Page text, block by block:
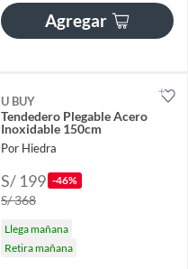
Agregar
U BUY
Tendedero Plegable Acero
Inoxidable 150cm
Por Hiedra
S/ 199 -46%
S/ 368
Llega mañana
Retira mañana